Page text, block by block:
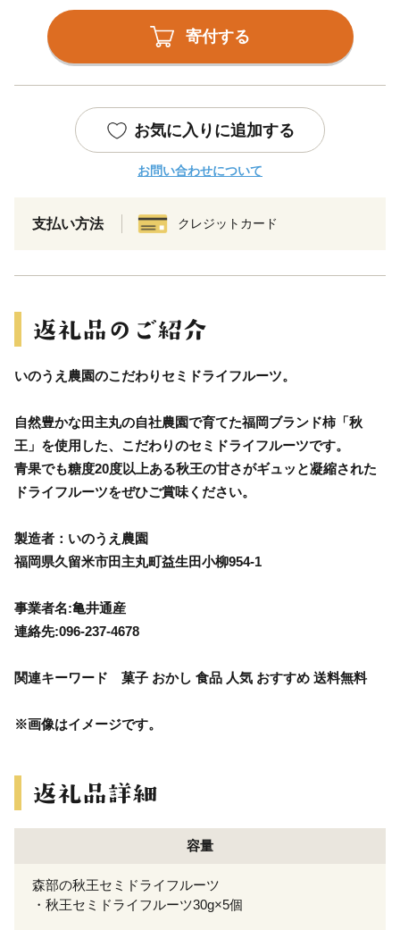
寄付する
お気に入りに追加する
お問い合わせについて
支払い方法 クレジットカード
いのうえ農園のこだわりセミドライフルーツ。
自然豊かな田主丸の自社農園で育てた福岡ブランド柿「秋
王」を使用した、こだわりのセミドライフルーツです。
青果でも糖度20度以上ある秋王の甘さがギュッと凝縮された
ドライフルーツをぜひご賞味ください。
製造者：いのうえ農園
福岡県久留米市田主丸町益生田小柳954-1
事業者名:亀井通産
連絡先:096-237-4678
関連キーワード 菓子 おかし 食品 人気 おすすめ 送料無料
※画像はイメージです。
容量
森部の秋王セミドライフルーツ
・秋王セミドライフルーツ30g×5個